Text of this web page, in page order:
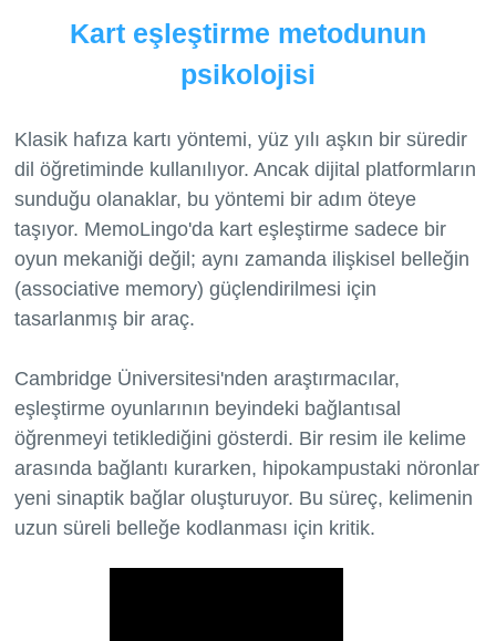
Kart eşleştirme metodunun
psikolojisi
Klasik hafıza kartı yöntemi, yüz yılı aşkın bir süredir
dil öğretiminde kullanılıyor. Ancak dijital platformların
sunduğu olanaklar, bu yöntemi bir adım öteye
taşıyor. MemoLingo'da kart eşleştirme sadece bir
oyun mekaniği değil; aynı zamanda ilişkisel belleğin
(associative memory) güçlendirilmesi için
tasarlanmış bir araç.
Cambridge Üniversitesi'nden araştırmacılar,
eşleştirme oyunlarının beyindeki bağlantısal
öğrenmeyi tetiklediğini gösterdi. Bir resim ile kelime
arasında bağlantı kurarken, hipokampustaki nöronlar
yeni sinaptik bağlar oluşturuyor. Bu süreç, kelimenin